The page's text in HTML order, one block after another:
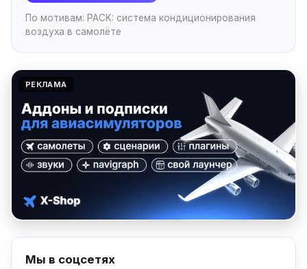
По мотивам: PACK: система кондиционирования
воздуха в самолёте
РЕКЛАМА
Мы в соцсетях